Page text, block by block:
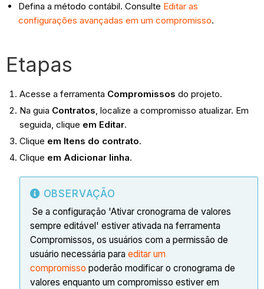
Defina a método contábil. Consulte Editar as
configurações avançadas em um compromisso.
Etapas
Acesse a ferramenta Compromissos do projeto.
Na guia Contratos, localize a compromisso atualizar. Em
seguida, clique em Editar.
Clique em Itens do contrato.
Clique em Adicionar linha.
OBSERVAÇÃO
Se a configuração 'Ativar cronograma de valores
sempre editável' estiver ativada na ferramenta
Compromissos, os usuários com a permissão de
usuário necessária para editar um
compromisso poderão modificar o cronograma de
valores enquanto um compromisso estiver em